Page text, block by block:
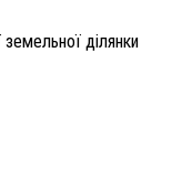
ділянки